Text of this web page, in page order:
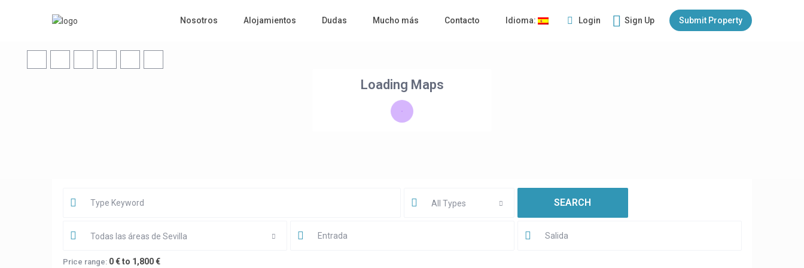
Login Sign Up Submit Property
Nosotros Alojamientos Dudas Mucho más Contacto Idioma:
Loading Maps
All Types
Todas las áreas de Sevilla
Price range: 0 € to 1,800 €